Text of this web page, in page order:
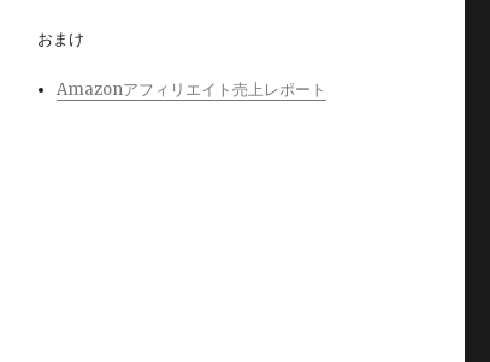
おまけ
Amazonアフィリエイト売上レポート